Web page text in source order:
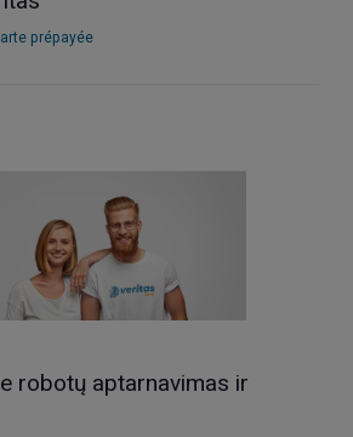
prépayée
robotų aptarnavimas ir